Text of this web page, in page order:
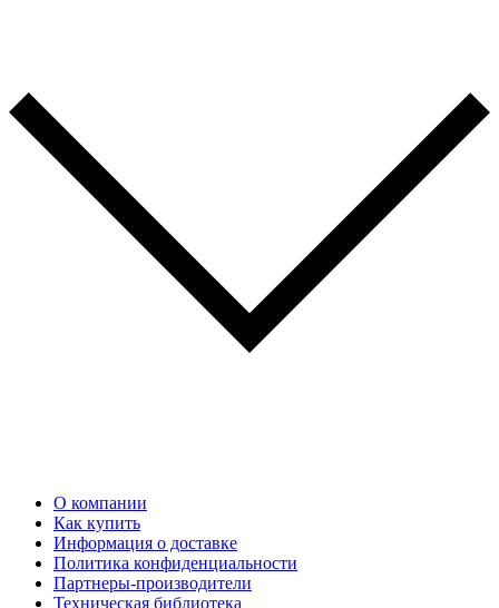
О компании
Как купить
Информация о доставке
Политика конфиденциальности
Партнеры-производители
Техническая библиотека